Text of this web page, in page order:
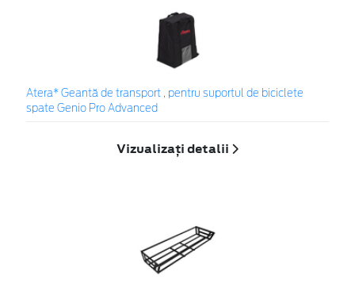
Atera* Geantă de transport , pentru suportul de biciclete
spate Genio Pro Advanced
Vizualizați detalii